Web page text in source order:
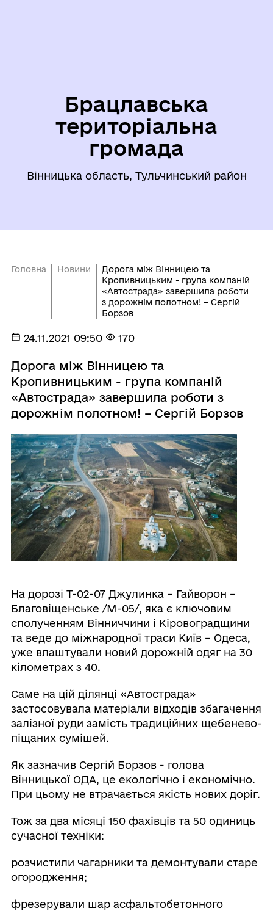
Брацлавська
територіальна
громада
Вінницька область, Тульчинський район
Головна Новини
Дорога між Вінницею та
Кропивницьким - група компаній
«Автострада» завершила роботи
з дорожнім полотном! – Сергій
Борзов
24.11.2021 09:50 170
Дорога між Вінницею та
Кропивницьким - група компаній
«Автострада» завершила роботи з
дорожнім полотном! – Сергій Борзов
На дорозі Т-02-07 Джулинка – Гайворон –
Благовіщенське /М-05/, яка є ключовим
сполученням Вінниччини і Кіровоградщини
та веде до міжнародної траси Київ – Одеса,
уже влаштували новий дорожній одяг на 30
кілометрах з 40.
Саме на цій ділянці «Автострада»
застосовувала матеріали відходів збагачення
залізної руди замість традиційних щебенево-
піщаних сумішей.
Як зазначив Сергій Борзов - голова
Вінницької ОДА, це екологічно і економічно.
При цьому не втрачається якість нових доріг.
Тож за два місяці 150 фахівців та 50 одиниць
сучасної техніки:
розчистили чагарники та демонтували старе
огородження;
фрезерували шар асфальтобетонного